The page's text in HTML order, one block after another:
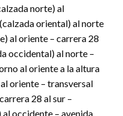
norte) al
oriental) al norte
al oriente – carrera 28
occidental) al norte –
al oriente a la altura
oriente – transversal
28 al sur –
occidente – avenida